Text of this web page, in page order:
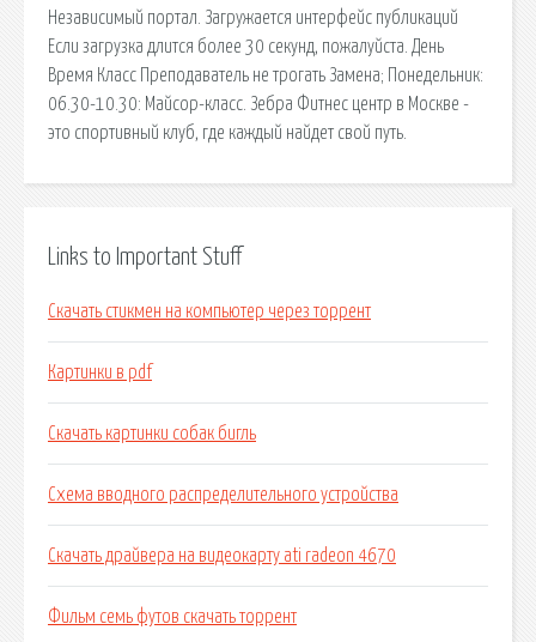
Независимый портал. Загружается интерфейс публикаций
Если загрузка длится более 30 секунд, пожалуйста. День
Время Класс Преподаватель не трогать Замена; Понедельник:
06.30-10.30: Майсор-класс. Зебра Фитнес центр в Москве -
это спортивный клуб, где каждый найдет свой путь.
Links to Important Stuff
Скачать стикмен на компьютер через торрент
Картинки в pdf
Скачать картинки собак бигль
Схема вводного распределительного устройства
Скачать драйвера на видеокарту ati radeon 4670
Фильм семь футов скачать торрент